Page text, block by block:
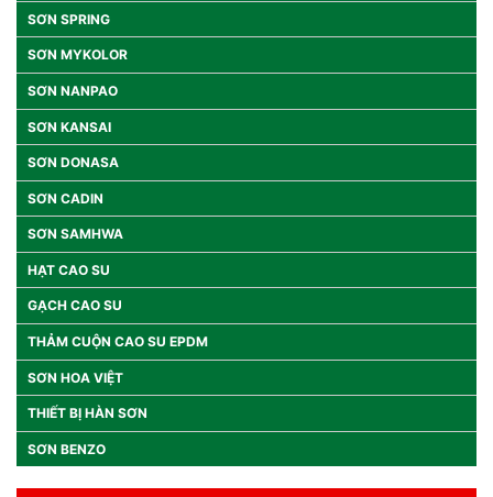
SƠN SPRING
SƠN MYKOLOR
SƠN NANPAO
SƠN KANSAI
SƠN DONASA
SƠN CADIN
SƠN SAMHWA
HẠT CAO SU
GẠCH CAO SU
THẢM CUỘN CAO SU EPDM
SƠN HOA VIỆT
THIẾT BỊ HÀN SƠN
SƠN BENZO